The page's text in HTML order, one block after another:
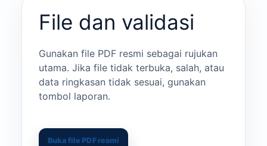
File dan validasi
Gunakan file PDF resmi sebagai rujukan
utama. Jika file tidak terbuka, salah, atau
data ringkasan tidak sesuai, gunakan
tombol laporan.
Buka file PDF resmi